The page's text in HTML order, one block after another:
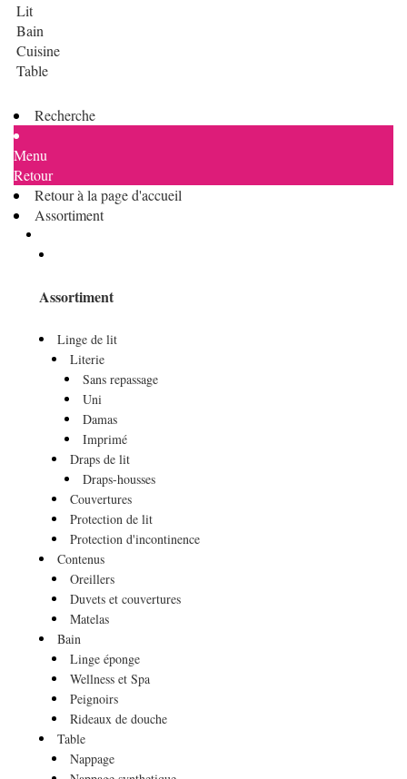
Lit
Bain
Cuisine
Table
Recherche
Menu
Retour
Retour à la page d'accueil
Assortiment
Assortiment
Linge de lit
Literie
Sans repassage
Uni
Damas
Imprimé
Draps de lit
Draps-housses
Couvertures
Protection de lit
Protection d'incontinence
Contenus
Oreillers
Duvets et couvertures
Matelas
Bain
Linge éponge
Wellness et Spa
Peignoirs
Rideaux de douche
Table
Nappage